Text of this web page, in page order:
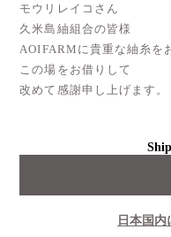
モウリレイコさん
久米島紬組合の皆様
AOIFARMに貴重な紬糸を
この場をお借りして
改めて感謝申し上げます。
日本国